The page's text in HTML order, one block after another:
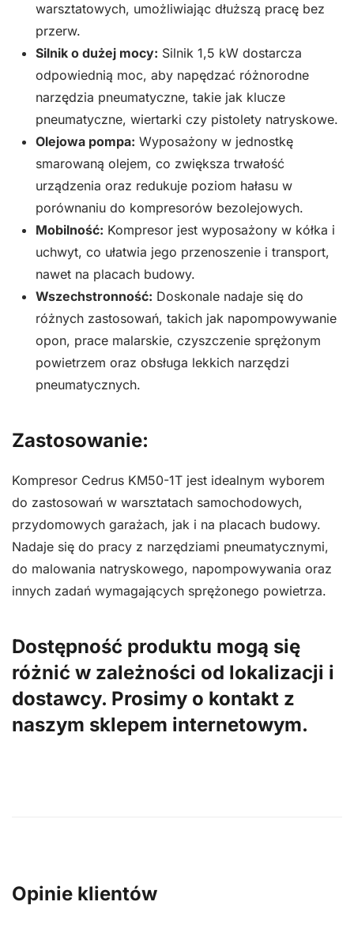
warsztatowych, umożliwiając dłuższą pracę bez
przerw.
Silnik o dużej mocy: Silnik 1,5 kW dostarcza
odpowiednią moc, aby napędzać różnorodne
narzędzia pneumatyczne, takie jak klucze
pneumatyczne, wiertarki czy pistolety natryskowe.
Olejowa pompa: Wyposażony w jednostkę
smarowaną olejem, co zwiększa trwałość
urządzenia oraz redukuje poziom hałasu w
porównaniu do kompresorów bezolejowych.
Mobilność: Kompresor jest wyposażony w kółka i
uchwyt, co ułatwia jego przenoszenie i transport,
nawet na placach budowy.
Wszechstronność: Doskonale nadaje się do
różnych zastosowań, takich jak napompowywanie
opon, prace malarskie, czyszczenie sprężonym
powietrzem oraz obsługa lekkich narzędzi
pneumatycznych.
Zastosowanie:
Kompresor Cedrus KM50-1T jest idealnym wyborem
do zastosowań w warsztatach samochodowych,
przydomowych garażach, jak i na placach budowy.
Nadaje się do pracy z narzędziami pneumatycznymi,
do malowania natryskowego, napompowywania oraz
innych zadań wymagających sprężonego powietrza.
Dostępność produktu mogą się
różnić w zależności od lokalizacji i
dostawcy. Prosimy o kontakt z
naszym sklepem internetowym.
Opinie klientów